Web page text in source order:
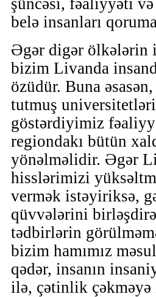
şüncəsi, fəaliyyəti
belə insanları
Əgər digər ölkələrin
bizim Livanda
özüdür. Buna
tutmuş
göstərdiyimiz
regiondakı bütün
yönəlməlidir. Əgər
hisslərimizi
vermək istəyiriksə,
qüvvələrini
tədbirlərin
bizim hamımız
qədər, insanın
ilə, çətinlik çəkməyə